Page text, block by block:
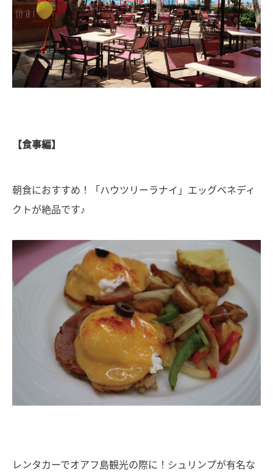
【食事編】
朝食におすすめ！「ハウツリーラナイ」エッグベネディ
クトが絶品です♪
レンタカーでオアフ島観光の際に！シュリンプが有名な